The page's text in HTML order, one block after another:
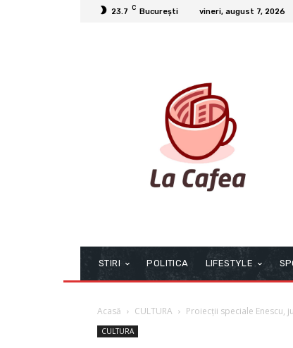
23.7 C București vineri, august 7, 2026
STIRI POLITICA LIFESTYLE
Acasă CULTURA Proiecții speciale Enescu,
CULTURA